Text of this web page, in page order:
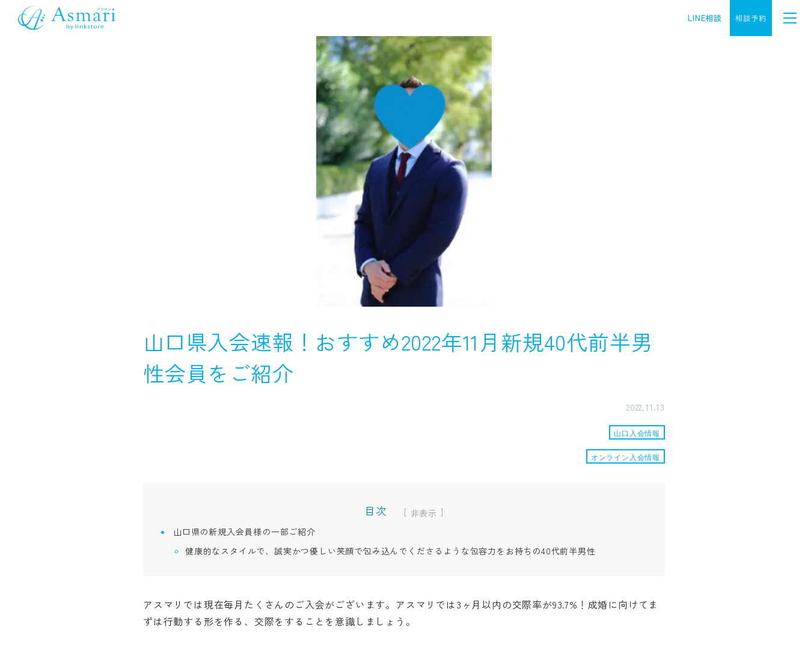
LINE相談 相談予約
山口県入会速報！おすすめ2022年11月新規40代前半男
性会員をご紹介
2022.11.13
山口入会情報
オンライン入会情報
目次 [
]
山口県の新規入会員様の一部ご紹介
健康的なスタイルで、誠実かつ優しい笑顔で包み込んでくださるような包容力をお持ちの40代前半男性
アスマリでは現在毎月たくさんのご入会がございます。アスマリでは3ヶ月以内の交際率が93.7%！成婚に向けてま
ずは行動する形を作る、交際をすることを意識しましょう。